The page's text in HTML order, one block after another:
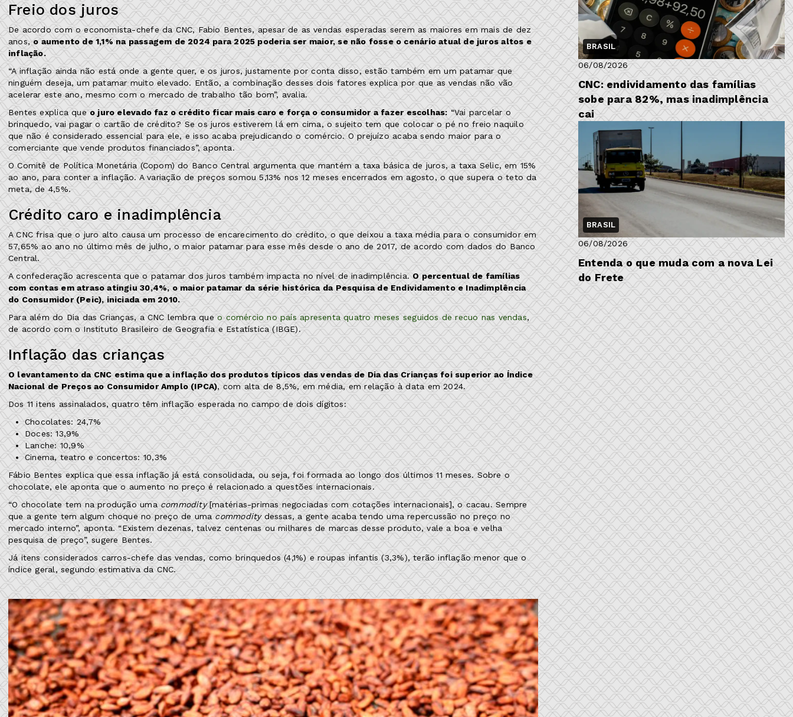
Freio dos juros
De acordo com o economista-chefe da CNC, Fabio Bentes, apesar de as vendas esperadas serem as maiores em mais de dez
anos,o aumento de 1,1% na passagem de 2024 para 2025 poderia ser maior, se não fosse o cenário atual de juros altos e
inflação.
“A inflação ainda não está onde a gente quer, e os juros, justamente por conta disso, estão também em um patamar que
ninguém deseja, um patamar muito elevado. Então, a combinação desses dois fatores explica por que as vendas não vão
acelerar este ano, mesmo com o mercado de trabalho tão bom”, avalia.
Bentes explica queo juro elevado faz o crédito ficar mais caro e força o consumidor a fazer escolhas: “Vai parcelar o
brinquedo, vai pagar o cartão de crédito? Se os juros estiverem lá em cima, o sujeito tem que colocar o pé no freio naquilo
que não é considerado essencial para ele, e isso acaba prejudicando o comércio. O prejuízo acaba sendo maior para o
comerciante que vende produtos financiados”, aponta.
O Comitê de Política Monetária (Copom) do Banco Central argumenta que mantém a taxa básica de juros, a taxa Selic, em 15%
ao ano, para conter a inflação. A variação de preços somou 5,13% nos 12 meses encerrados em agosto, o que supera o teto da
meta, de 4,5%.
Crédito caro e inadimplência
A CNC frisa que o juro alto causa um processo de encarecimento do crédito, o que deixou a taxa média para o consumidor em
57,65% ao ano no último mês de julho, o maior patamar para esse mês desde o ano de 2017, de acordo com dados do Banco
Central.
A confederação acrescenta que o patamar dos juros também impacta no nível de inadimplência.O percentual de famílias
com contas em atraso atingiu 30,4%, o maior patamar da série histórica da Pesquisa de Endividamento e Inadimplência
do Consumidor (Peic), iniciada em 2010.
Para além do Dia das Crianças, a CNC lembra queo comércio no país apresenta quatro meses seguidos de recuo nas vendas,
de acordo com o Instituto Brasileiro de Geografia e Estatística (IBGE).
Inflação das crianças
O levantamento da CNC estima que a inflação dos produtos típicos das vendas de Dia das Crianças foi superior ao Índice
Nacional de Preços ao Consumidor Amplo (IPCA), com alta de 8,5%, em média, em relação à data em 2024.
Dos 11 itens assinalados, quatro têm inflação esperada no campo de dois dígitos:
Chocolates: 24,7%
Doces: 13,9%
Lanche: 10,9%
Cinema, teatro e concertos: 10,3%
Fábio Bentes explica que essa inflação já está consolidada, ou seja, foi formada ao longo dos últimos 11 meses. Sobre o
chocolate, ele aponta que o aumento no preço é relacionado a questões internacionais.
“O chocolate tem na produção umacommodity[matérias-primas negociadas com cotações internacionais], o cacau. Sempre
que a gente tem algum choque no preço de umacommodity dessas, a gente acaba tendo uma repercussão no preço no
mercado interno”, aponta. “Existem dezenas, talvez centenas ou milhares de marcas desse produto, vale a boa e velha
pesquisa de preço”, sugere Bentes.
Já itens considerados carros-chefe das vendas, como brinquedos (4,1%) e roupas infantis (3,3%), terão inflação menor que o
índice geral, segundo estimativa da CNC.
BRASIL
06/08/2026
CNC: endividamento das famílias
sobe para 82%, mas inadimplência
cai
BRASIL
06/08/2026
Entenda o que muda com a nova Lei
do Frete